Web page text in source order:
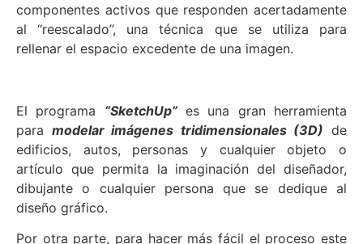
componentes activos que responden acertadamente
al “reescalado”, una técnica que se utiliza para
rellenar el espacio excedente de una imagen.
El programa “SketchUp”es una gran herramienta
para modelar imágenes tridimensionales (3D) de
edificios, autos, personas y cualquier objeto o
artículo que permita la imaginación del diseñador,
dibujante o cualquier persona que se dedique al
diseño gráfico.
Por otra parte, para hacer más fácil el proceso este